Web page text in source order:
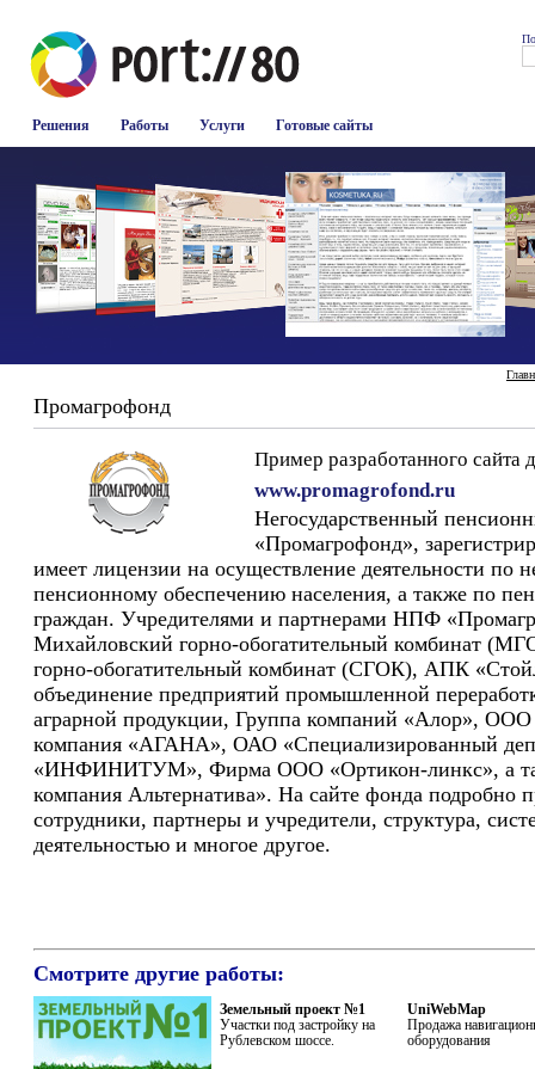
Решения Работы Услуги Готовые сайты
Промагрофонд
Пример разработанного
www.promagrofond.ru
Негосударственный
«Промагрофонд»,
имеет лицензии на осуществление деятельности по
пенсионному обеспечению населения, а также по
граждан. Учредителями и партнерами НПФ
Михайловский горно-обогатительный комбинат
горно-обогатительный комбинат (СГОК), АПК
объединение предприятий промышленной
аграрной продукции, Группа компаний «Алор»,
компания «АГАНА», ОАО «Специализированный
«ИНФИНИТУМ», Фирма ООО «Ортикон-линкс», а
компания Альтернатива». На сайте фонда подробно
сотрудники, партнеры и учредители, структура,
деятельностью и многое другое.
Смотрите другие работы:
Земельный проект №1
Участки под застройку на
Рублевском шоссе.
UniWebMap
Продажа
оборудования